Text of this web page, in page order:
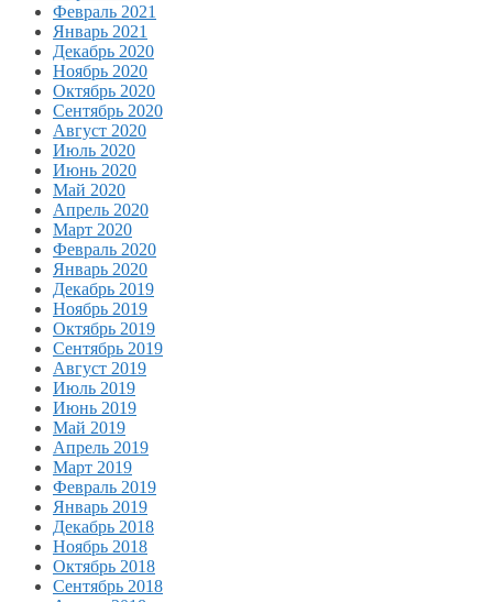
Февраль 2021
Январь 2021
Декабрь 2020
Ноябрь 2020
Октябрь 2020
Сентябрь 2020
Август 2020
Июль 2020
Июнь 2020
Май 2020
Апрель 2020
Март 2020
Февраль 2020
Январь 2020
Декабрь 2019
Ноябрь 2019
Октябрь 2019
Сентябрь 2019
Август 2019
Июль 2019
Июнь 2019
Май 2019
Апрель 2019
Март 2019
Февраль 2019
Январь 2019
Декабрь 2018
Ноябрь 2018
Октябрь 2018
Сентябрь 2018